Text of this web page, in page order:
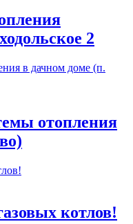
2
отопления
котлов!